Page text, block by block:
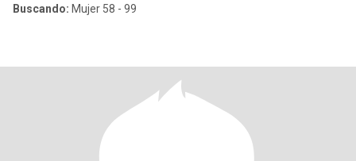
Buscando: Mujer 58 - 99